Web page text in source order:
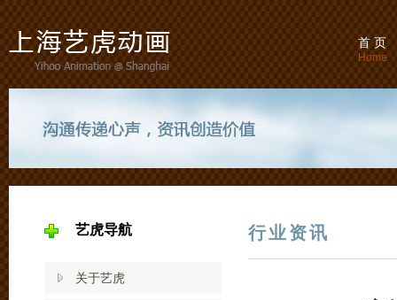
首 页
Home
艺虎导航
关于艺虎
行业资讯